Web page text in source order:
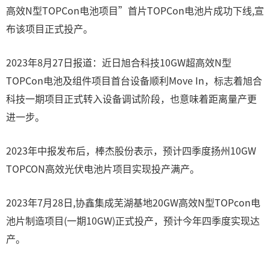
高效N型TOPCon电池项目”首片TOPCon电池片成功下线,宣
布该项目正式投产。
2023年8月27日报道：近日旭合科技10GW超高效N型
TOPCon电池及组件项目首台设备顺利Move In，标志着旭合
科技一期项目正式转入设备调试阶段，也意味着距离量产更
进一步。
2023年中报发布后，棒杰股份表示，预计四季度扬州10GW
TOPCON高效光伏电池片项目实现投产满产。
2023年7月28日,协鑫集成芜湖基地20GW高效N型TOPcon电
池片制造项目(一期10GW)正式投产，预计今年四季度实现达
产。